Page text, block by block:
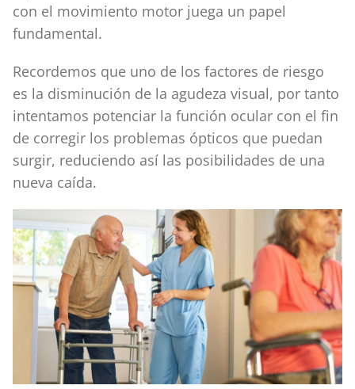
con el movimiento motor juega un papel
fundamental.
Recordemos que uno de los factores de riesgo
es la disminución de la agudeza visual, por tanto
intentamos potenciar la función ocular con el fin
de corregir los problemas ópticos que puedan
surgir, reduciendo así las posibilidades de una
nueva caída.